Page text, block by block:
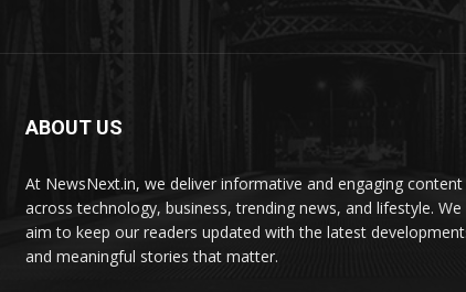
ABOUT US
At NewsNext.in, we deliver informative and engaging content
across technology, business, trending news, and lifestyle. We
aim to keep our readers updated with the latest
and meaningful stories that matter.